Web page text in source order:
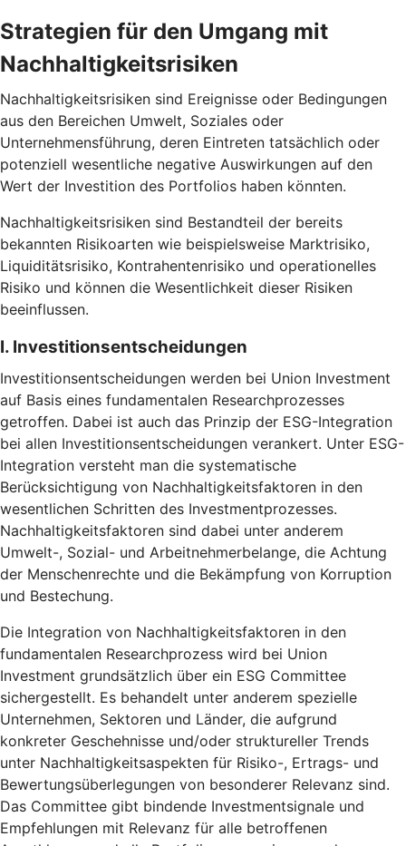
Strategien für den Umgang mit
Nachhaltigkeitsrisiken
Nachhaltigkeitsrisiken sind Ereignisse oder Bedingungen
aus den Bereichen Umwelt, Soziales oder
Unternehmensführung, deren Eintreten tatsächlich oder
potenziell wesentliche negative Auswirkungen auf den
Wert der Investition des Portfolios haben könnten.
Nachhaltigkeitsrisiken sind Bestandteil der bereits
bekannten Risikoarten wie beispielsweise Marktrisiko,
Liquiditätsrisiko, Kontrahentenrisiko und operationelles
Risiko und können die Wesentlichkeit dieser Risiken
beeinflussen.
I. Investitionsentscheidungen
Investitionsentscheidungen werden bei Union Investment
auf Basis eines fundamentalen Researchprozesses
getroffen. Dabei ist auch das Prinzip der ESG-Integration
bei allen Investitionsentscheidungen verankert. Unter ESG-
Integration versteht man die systematische
Berücksichtigung von Nachhaltigkeitsfaktoren in den
wesentlichen Schritten des Investmentprozesses.
Nachhaltigkeitsfaktoren sind dabei unter anderem
Umwelt-, Sozial- und Arbeitnehmerbelange, die Achtung
der Menschenrechte und die Bekämpfung von Korruption
und Bestechung.
Die Integration von Nachhaltigkeitsfaktoren in den
fundamentalen Researchprozess wird bei Union
Investment grundsätzlich über ein ESG Committee
sichergestellt. Es behandelt unter anderem spezielle
Unternehmen, Sektoren und Länder, die aufgrund
konkreter Geschehnisse und/oder struktureller Trends
unter Nachhaltigkeitsaspekten für Risiko-, Ertrags- und
Bewertungsüberlegungen von besonderer Relevanz sind.
Das Committee gibt bindende Investmentsignale und
Empfehlungen mit Relevanz für alle betroffenen